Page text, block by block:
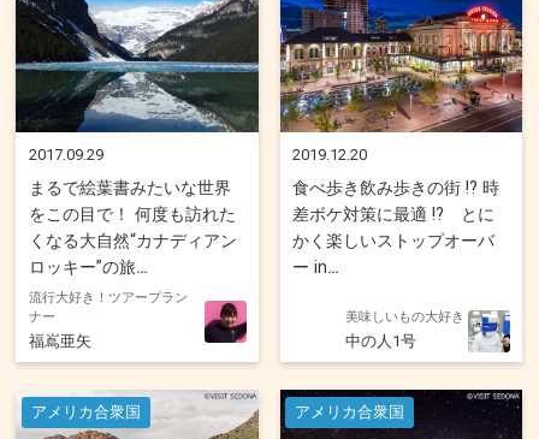
2017.09.29
まるで絵葉書みたいな世界
をこの目で！ 何度も訪れた
くなる大自然“カナディアン
ロッキー”の旅
流行大好き！ツアープラン
ナー
福嶌亜矢
2019.12.20
食べ歩き飲み歩きの街 !? 時
差ボケ対策に最適 !? とに
かく楽しいストップオーバ
ー in
美味しいもの大好き
中の人1号
アメリカ合衆国 アメリカ合衆国